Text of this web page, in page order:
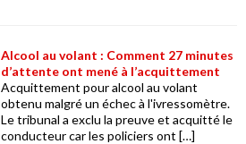
Alcool au volant : Comment 27 minutes
d’attente ont mené à l’acquittement
Acquittement pour alcool au volant
obtenu malgré un échec à l'ivressomètre.
Le tribunal a exclu la preuve et acquitté le
conducteur car les policiers ont […]